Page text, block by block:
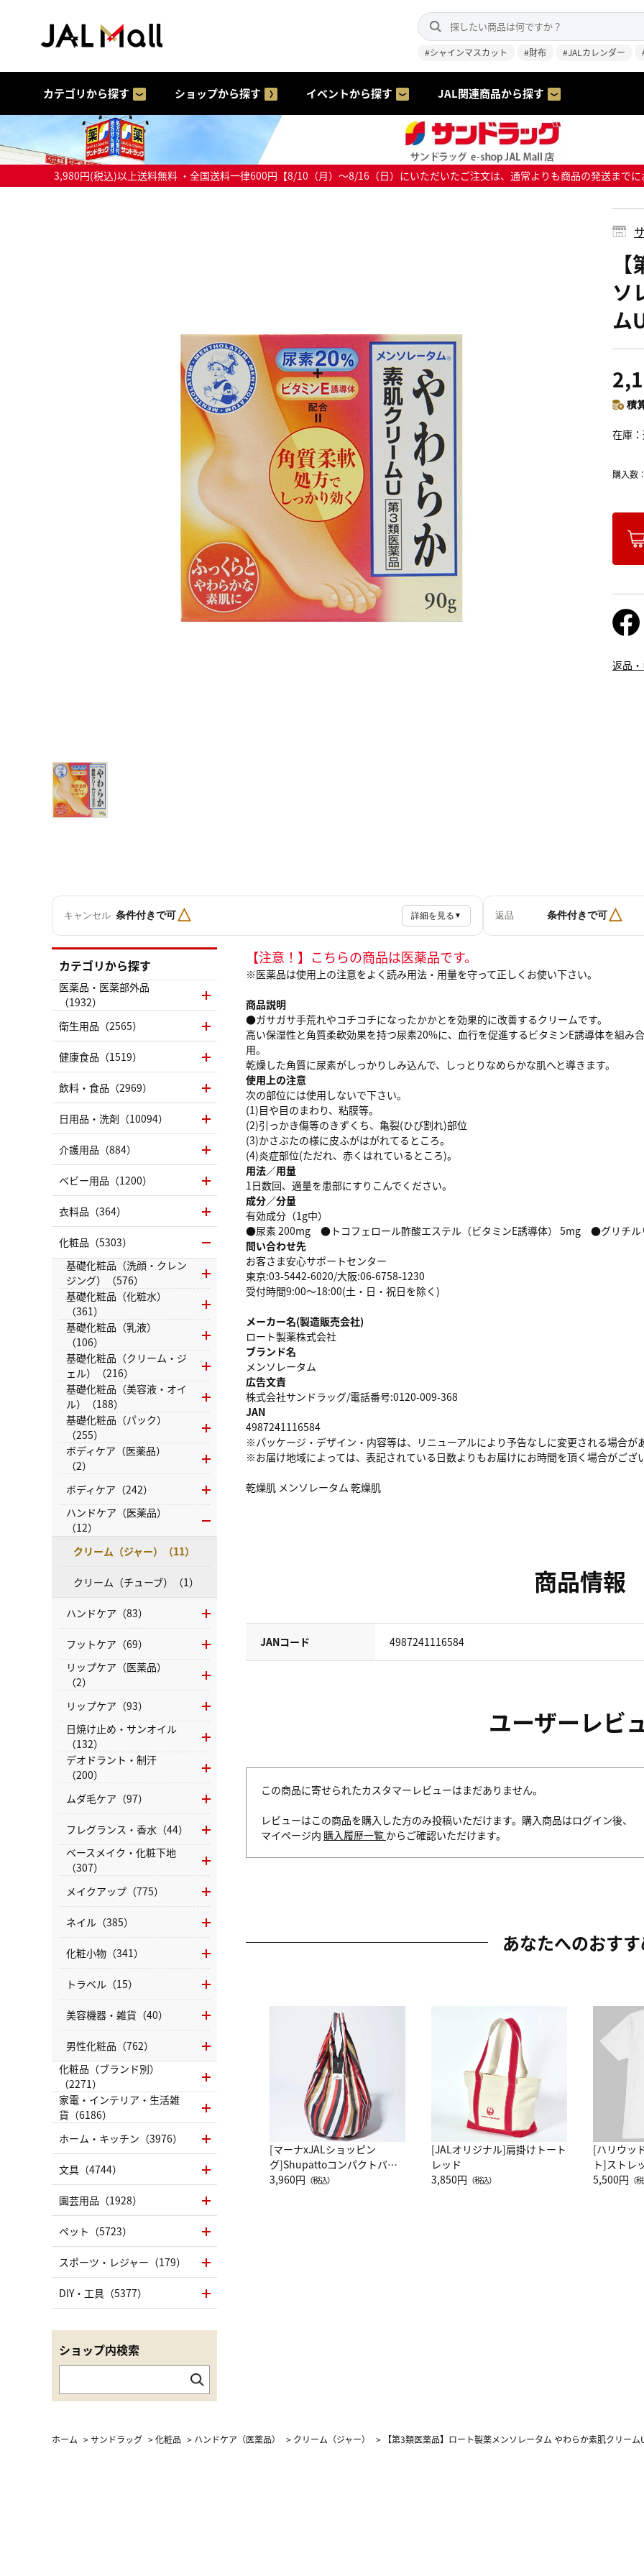
#シャインマスカット #財布 #JALカレンダー
カテゴリから探す ショップから探す イベントから探す JAL関連商品から探す
3,980円(税込)以上送料無料 ・全国送料一律600円【8/10（月）～8/16（日）にいただいたご注文は、通常よりも商品の発送まで
ソ
ム
積
在庫
購入数
返品
キャンセル 条件付きで可△ 詳細を見る ▼ 返品 条件付きで可△
【注意！】こちらの商品は医薬品です。
※医薬品は使用上の注意をよく読み用法・用量を守って正しくお使い下さい。
商品説明
●ガサガサ手荒れやコチコチになったかかとを効果的に改善するクリームです。
高い保湿性と角質柔軟効果を持つ尿素20%に、血行を促進するビタミンE誘導体を組み
用。
乾燥した角質に尿素がしっかりしみ込んで、しっとりなめらかな肌へと導きます。
使用上の注意
次の部位には使用しないで下さい。
(1)目や目のまわり、粘膜等。
(2)引っかき傷等のきずくち、亀裂(ひび割れ)部位
(3)かさぶたの様に皮ふがはがれてるところ。
(4)炎症部位(ただれ、赤くはれているところ)。
用法／用量
1日数回、適量を患部にすりこんでください。
成分／分量
有効成分（1g中）
●尿素 200mg ●トコフェロール酢酸エステル（ビタミンE誘導体） 5mg ●グリチル
問い合わせ先
お客さま安心サポートセンター
東京:03-5442-6020/大阪:06-6758-1230
受付時間9:00～18:00(土・日・祝日を除く)
メーカー名(製造販売会社)
ロート製薬株式会社
ブランド名
メンソレータム
広告文責
株式会社サンドラッグ/電話番号:0120-009-368
JAN
4987241116584
※パッケージ・デザイン・内容等は、リニューアルにより予告なしに変更される場合が
※お届け地域によっては、表記されている日数よりもお届けにお時間を頂く場合がござ
乾燥肌 メンソレータム 乾燥肌
商品情報
JANコード 4987241116584
ユーザーレビ
この商品に寄せられたカスタマーレビューはまだありません。
レビューはこの商品を購入した方のみ投稿いただけます。購入商品はログイン後、
マイページ内 購入履歴一覧 からご確認いただけます。
あなたへのおす
[マーナxJALショッピン
グ]Shupattoコンパクトバッ
グ Drop JAL客室乗務員
3,960円 （税込）
[JALオリジナル]肩掛けトート
レッド
3,850円 （税込）
[ハリウッ
ト]ストレ
ーネック
5,500円 （
カテゴリから探す
医薬品・医薬部外品
（1932）
衛生用品（2565）
健康食品（1519）
飲料・食品（2969）
日用品・洗剤（10094）
介護用品（884）
ベビー用品（1200）
衣料品（364）
化粧品（5303）
基礎化粧品（洗顔・クレン
ジング）（576）
基礎化粧品（化粧水）
（361）
基礎化粧品（乳液）
（106）
基礎化粧品（クリーム・ジ
ェル）（216）
基礎化粧品（美容液・オイ
ル）（188）
基礎化粧品（パック）
（255）
ボディケア（医薬品）
（2）
ボディケア（242）
ハンドケア（医薬品）
（12）
クリーム（ジャー）（11）
クリーム（チューブ）（1）
ハンドケア（83）
フットケア（69）
リップケア（医薬品）
（2）
リップケア（93）
日焼け止め・サンオイル
（132）
デオドラント・制汗
（200）
ムダ毛ケア（97）
フレグランス・香水（44）
ベースメイク・化粧下地
（307）
メイクアップ（775）
ネイル（385）
化粧小物（341）
トラベル（15）
美容機器・雑貨（40）
男性化粧品（762）
化粧品（ブランド別）
（2271）
家電・インテリア・生活雑
貨（6186）
ホーム・キッチン（3976）
文具（4744）
園芸用品（1928）
ペット（5723）
スポーツ・レジャー（179）
DIY・工具（5377）
ショップ内検索
ホーム >サンドラッグ >化粧品 > ハンドケア（医薬品） > クリーム（ジャー） > 【第3類医薬品】ロート製薬メンソレータム やわらか素肌クリー